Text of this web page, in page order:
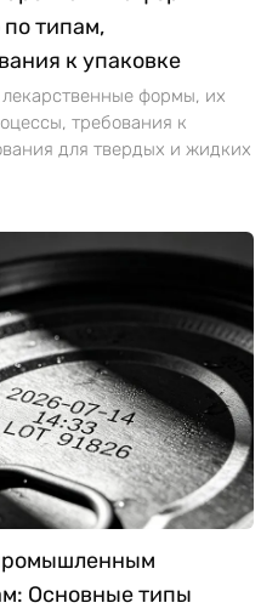
типам,
к упаковке
формы, их
требования к
для твердых и жидких
Основные типы